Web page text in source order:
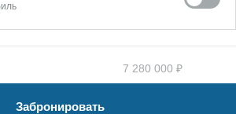
7 280 000 ₽
Забронировать